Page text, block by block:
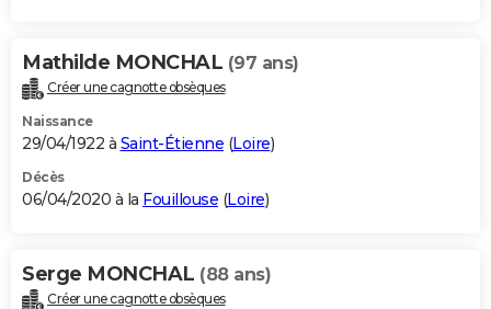
Mathilde MONCHAL (97 ans)
Créer une cagnotte obsèques
Naissance
29/04/1922 à Saint-Étienne (Loire)
Décès
06/04/2020 à la Fouillouse (Loire)
Serge MONCHAL (88 ans)
Créer une cagnotte obsèques